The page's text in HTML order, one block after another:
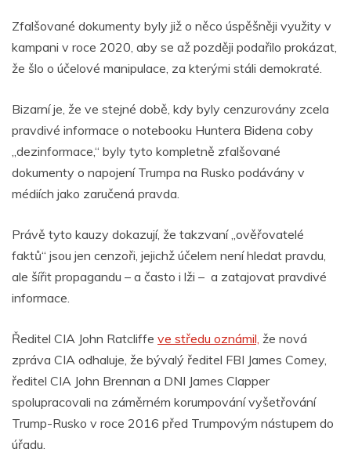
o
k
p er
Zfalšované dokumenty byly již o něco úspěšněji využity v
kampani v roce 2020, aby se až později podařilo prokázat,
že šlo o účelové manipulace, za kterými stáli demokraté.
Bizarní je, že ve stejné době, kdy byly cenzurovány zcela
pravdivé informace o notebooku Huntera Bidena coby
„dezinformace,“ byly tyto kompletně zfalšované
dokumenty o napojení Trumpa na Rusko podávány v
médiích jako zaručená pravda.
Právě tyto kauzy dokazují, že takzvaní „ověřovatelé
faktů“ jsou jen cenzoři, jejichž účelem není hledat pravdu,
ale šířit propagandu – a často i lži – a zatajovat pravdivé
informace.
Ředitel CIA John Ratcliffe ve středu oznámil, že nová
zpráva CIA odhaluje, že bývalý ředitel FBI James Comey,
ředitel CIA John Brennan a DNI James Clapper
spolupracovali na záměrném korumpování vyšetřování
Trump-Rusko v roce 2016 před Trumpovým nástupem do
úřadu.